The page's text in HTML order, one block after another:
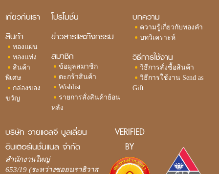
เกี่ยวกับเรา
สินค้า
ทองแผ่น
ทองแท่ง
สินค้า
พิเศษ
กล่องของ
ขวัญ
โปรโมชั่น
ข่าวสารและกิจกรรม
สมาชิก
ข้อมูลสมาชิก
ตะกร้าสินค้า
Wishlist
รายการสั่งสินค้าย้อน
หลัง
บทความ
ความรู้เกี่ยวกับทองคำ
บทวิเคราะห์
วิธีการใช้งาน
วิธีการสั่งซื้อสินค้า
วิธีการใช้งาน Send as
Gift
บริษัท วายแอลจี บูลเลี่ยน
อินเตอร์เนชั่นแนล จำกัด
สำนักงานใหญ่
653/19 (ระหว่างซอยนราธิวาส
VERIFIED
BY